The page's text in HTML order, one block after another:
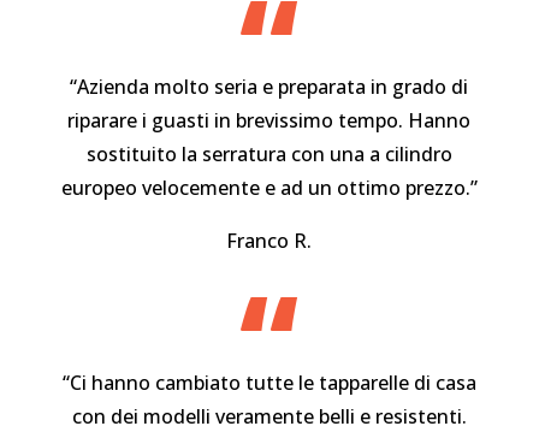
“
“Azienda molto seria e preparata in grado di
riparare i guasti in brevissimo tempo. Hanno
sostituito la serratura con una a cilindro
europeo velocemente e ad un ottimo prezzo.”
Franco R.
“
“Ci hanno cambiato tutte le tapparelle di casa
con dei modelli veramente belli e resistenti.